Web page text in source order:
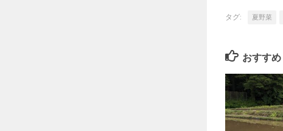
タグ: 夏野菜
おすすめ